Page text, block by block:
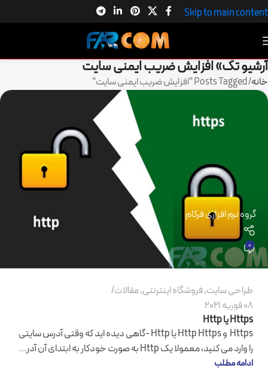
Skip to main content
آرشیو تگ» افزایش ضریب ایمنی سایت
خانه Posts Tagged "افزایش ضریب ایمنی سایت"
گروه نرم افزاری فرکام
0
طراحی سایت,فروشگاه اینترنتی,مقالات
08 فوریه 2021
Https یا Http
Https و Http Https یا Http -گاهی دیده اید که وقتی آدرس سایتی
را وارد می کنید، معمولا یک Http به صورت خودکار به ابتدای آن آدر...
ادامه مطلب